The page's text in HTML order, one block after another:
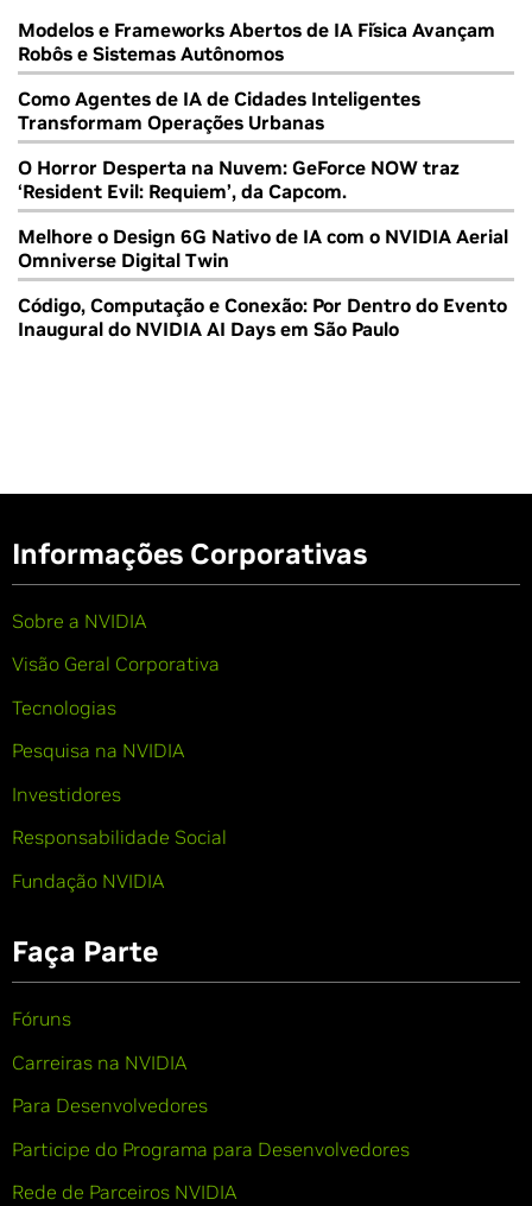
Modelos e Frameworks Abertos de IA Física Avançam
Robôs e Sistemas Autônomos
Como Agentes de IA de Cidades Inteligentes
Transformam Operações Urbanas
O Horror Desperta na Nuvem: GeForce NOW traz
‘Resident Evil: Requiem’, da Capcom.
Melhore o Design 6G Nativo de IA com o NVIDIA Aerial
Omniverse Digital Twin
Código, Computação e Conexão: Por Dentro do Evento
Inaugural do NVIDIA AI Days em São Paulo
Informações Corporativas
Sobre a NVIDIA
Visão Geral Corporativa
Tecnologias
Pesquisa na NVIDIA
Investidores
Responsabilidade Social
Fundação NVIDIA
Faça Parte
Fóruns
Carreiras na NVIDIA
Para Desenvolvedores
Participe do Programa para Desenvolvedores
Rede de Parceiros NVIDIA